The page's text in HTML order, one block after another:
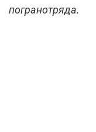
погранотряда.